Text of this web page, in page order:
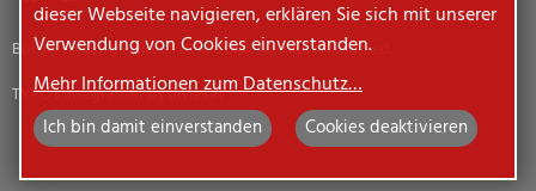
Bürgerstiftung Halle © 2010-2026. All Rights reserved.
TYPO3 integration byatnexxt
dieser Webseite navigieren, erklären Sie sich mit unserer
Verwendung von Cookies einverstanden.
Mehr Informationen zum Datenschutz…